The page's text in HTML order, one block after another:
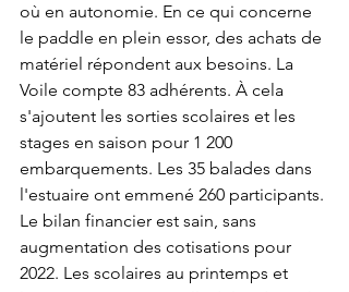
où en autonomie. En ce qui concerne
le paddle en plein essor, des achats de
matériel répondent aux besoins. La
Voile compte 83 adhérents. À cela
s'ajoutent les sorties scolaires et les
stages en saison pour 1 200
embarquements. Les 35 balades dans
l'estuaire ont emmené 260 participants.
Le bilan financier est sain, sans
augmentation des cotisations pour
2022. Les scolaires au printemps et